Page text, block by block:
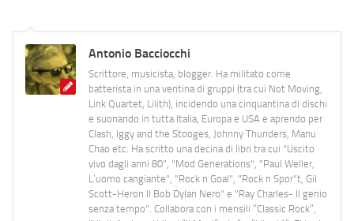
Antonio Bacciocchi
Scrittore, musicista, blogger. Ha militato come
batterista in una ventina di gruppi (tra cui Not Moving,
Link Quartet, Lilith), incidendo una cinquantina di dischi
e suonando in tutta Italia, Europa e USA e aprendo per
Clash, Iggy and the Stooges, Johnny Thunders, Manu
Chao etc. Ha scritto una decina di libri tra cui "Uscito
vivo dagli anni 80", "Mod Generations", "Paul Weller,
L’uomo cangiante", "Rock n Goal", "Rock n Spor"t, Gil
Scott-Heron Il Bob Dylan Nero" e "Ray Charles- Il genio
senza tempo". Collabora con i mensili “Classic Rock”,